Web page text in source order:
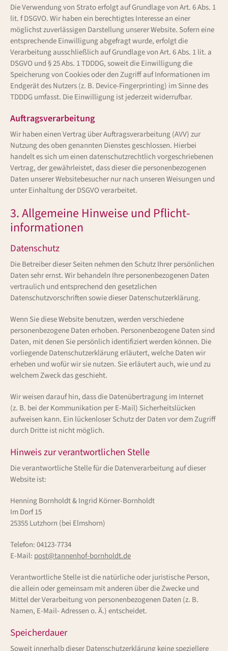
Die Verwendung von Strato erfolgt auf Grundlage von Art. 6 Abs. 1
lit. f DSGVO. Wir haben ein berechtigtes Interesse an einer
möglichst zuverlässigen Darstellung unserer Website. Sofern eine
entsprechende Einwilligung abgefragt wurde, erfolgt die
Verarbeitung ausschließlich auf Grundlage von Art. 6 Abs. 1 lit. a
DSGVO und § 25 Abs. 1 TDDDG, soweit die Einwilligung die
Speicherung von Cookies oder den Zugriff auf Informationen im
Endgerät des Nutzers (z. B. Device-Fingerprinting) im Sinne des
TDDDG umfasst. Die Einwilligung ist jederzeit widerrufbar.
Auftragsverarbeitung
Wir haben einen Vertrag über Auftragsverarbeitung (AVV) zur
Nutzung des oben genannten Dienstes geschlossen. Hierbei
handelt es sich um einen datenschutzrechtlich vorgeschriebenen
Vertrag, der gewährleistet, dass dieser die personenbezogenen
Daten unserer Websitebesucher nur nach unseren Weisungen und
unter Einhaltung der DSGVO verarbeitet.
3. Allgemeine Hinweise und Pflicht­
informationen
Datenschutz
Die Betreiber dieser Seiten nehmen den Schutz Ihrer persönlichen
Daten sehr ernst. Wir behandeln Ihre personenbezogenen Daten
vertraulich und entsprechend den gesetzlichen
Datenschutzvorschriften sowie dieser Datenschutzerklärung.
Wenn Sie diese Website benutzen, werden verschiedene
personenbezogene Daten erhoben. Personenbezogene Daten sind
Daten, mit denen Sie persönlich identifiziert werden können. Die
vorliegende Datenschutzerklärung erläutert, welche Daten wir
erheben und wofür wir sie nutzen. Sie erläutert auch, wie und zu
welchem Zweck das geschieht.
Wir weisen darauf hin, dass die Datenübertragung im Internet
(z. B. bei der Kommunikation per E-Mail) Sicherheitslücken
aufweisen kann. Ein lückenloser Schutz der Daten vor dem Zugriff
durch Dritte ist nicht möglich.
Hinweis zur verantwortlichen Stelle
Die verantwortliche Stelle für die Datenverarbeitung auf dieser
Website ist:
Henning Bornholdt & Ingrid Körner-Bornholdt
Im Dorf 15
25355 Lutzhorn (bei Elmshorn)
Telefon: 04123-7734
E-Mail: post@tannenhof-bornholdt.de
Verantwortliche Stelle ist die natürliche oder juristische Person,
die allein oder gemeinsam mit anderen über die Zwecke und
Mittel der Verarbeitung von personenbezogenen Daten (z. B.
Namen, E-Mail- Adressen o. Ä.) entscheidet.
Speicherdauer
Soweit innerhalb dieser Datenschutzerklärung keine speziellere